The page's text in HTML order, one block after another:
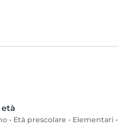
età
• Età prescolare • Elementari •